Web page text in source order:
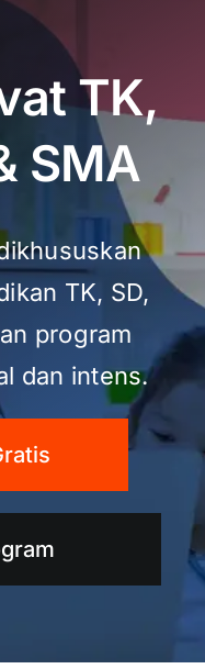
TK,
SMA
TK, SD,
program
dan intens.